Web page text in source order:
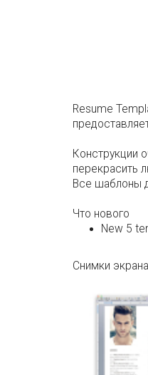
Resume
Конструкции
перекрасить
Все шаблоны
Что нового
New 5
Снимки экрана